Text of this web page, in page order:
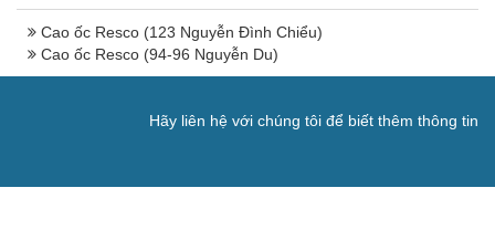
Cao ốc Resco (123 Nguyễn Đình Chiểu)
Cao ốc Resco (94-96 Nguyễn Du)
Hãy liên hệ với chúng tôi để biết thêm thông tin